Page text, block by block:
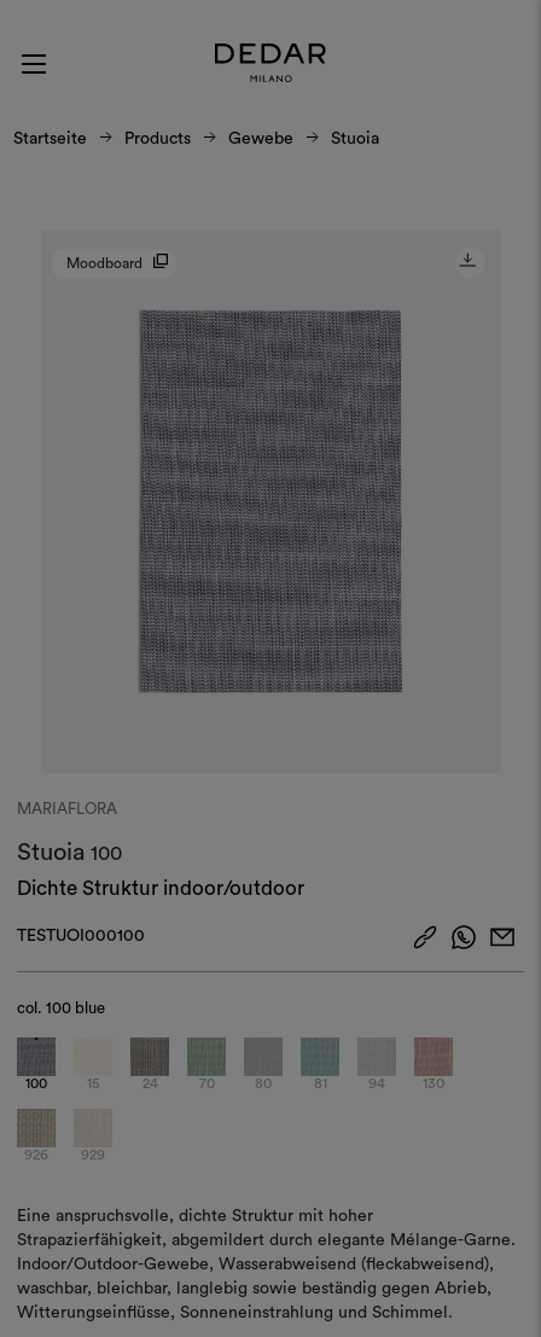
Startseite Products Gewebe Stuoia
Moodboard
MARIAFLORA
Stuoia100
Dichte Struktur indoor/outdoor
TESTUOI000100
col.100 blue
100 15 24 70 80 81 94 130
926 929
Eine anspruchsvolle, dichte Struktur mit hoher
Strapazierfähigkeit, abgemildert durch elegante Mélange-Garne.
Indoor/Outdoor-Gewebe, Wasserabweisend (fleckabweisend),
waschbar, bleichbar, langlebig sowie beständig gegen Abrieb,
Witterungseinflüsse, Sonneneinstrahlung und Schimmel.